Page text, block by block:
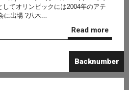
してオリンピックには2004年のアテ
に出場 ?八木...
Read more
Backnumber